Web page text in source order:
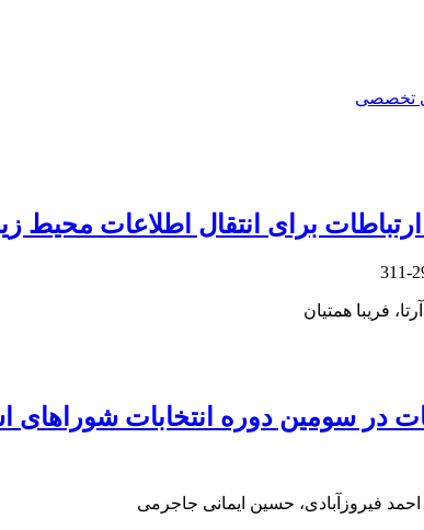
تخصصی
برای انتقال اطلاعات محیط
فریبا همتیان
در سومین دوره انتخابات شوراهای
فیروزآبادی، حسین ایمانی جاجرمی